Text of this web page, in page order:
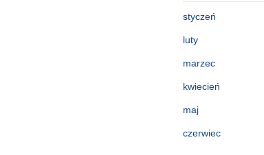
styczeń
luty
marzec
kwiecień
maj
czerwiec